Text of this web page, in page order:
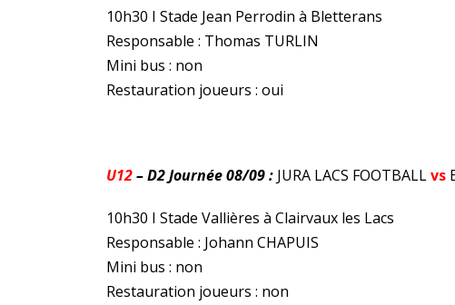
10h30 I Stade Jean Perrodin à Bletterans
Responsable : Thomas TURLIN
Mini bus : non
Restauration joueurs : oui
U12– D2 Journée 08/09 : JURA LACS FOOTBALLvs
10h30 I Stade Vallières à Clairvaux les Lacs
Responsable : Johann CHAPUIS
Mini bus : non
Restauration joueurs : non